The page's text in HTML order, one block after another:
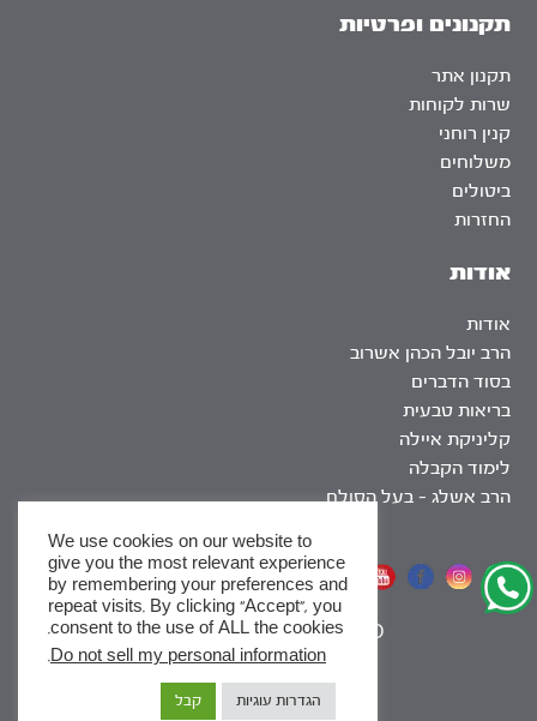
אודות
אודות
הרב יובל הכהן אשרוב
בסוד הדברים
בריאות טבעית
קליניקת איילה
לימוד הקבלה
הרב אשלג – בעל הסולם
תקנונים ופרטיות
תקנון אתר
שרות לקוחות
קנין רוחני
משלוחים
ביטולים
החזרות
אתר שומר שבת
SEO
|
We use cookies on our website to
give you the most relevant experience
by remembering your preferences and
repeat visits. By clicking “Accept”, you
consent to the use of ALL the cookies.
Do not sell my personal information
.
הגדרות עוגיות קבל
x